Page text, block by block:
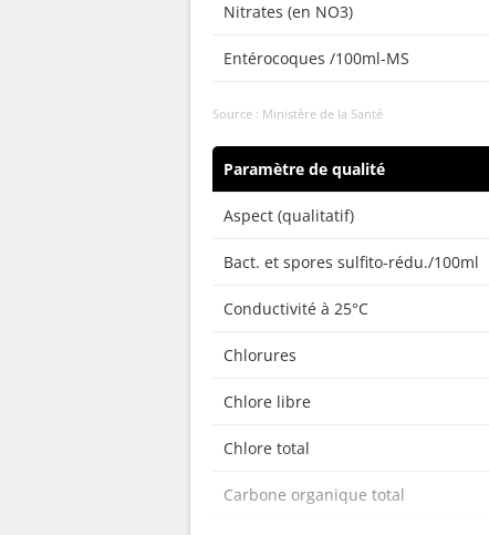
Nitrates (en NO3)
Entérocoques /100ml-MS
Source : Ministère de la Santé
Paramètre de qualité
Aspect (qualitatif)
Bact. et spores sulfito-rédu./100ml
Conductivité à 25°C
Chlorures
Chlore libre
Chlore total
Carbone organique total